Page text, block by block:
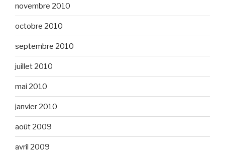
novembre 2010
octobre 2010
septembre 2010
juillet 2010
mai 2010
janvier 2010
août 2009
avril 2009